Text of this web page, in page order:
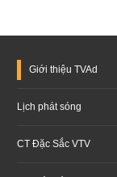
Giới thiệu TVAd
Lịch phát sóng
CT Đặc Sắc VTV